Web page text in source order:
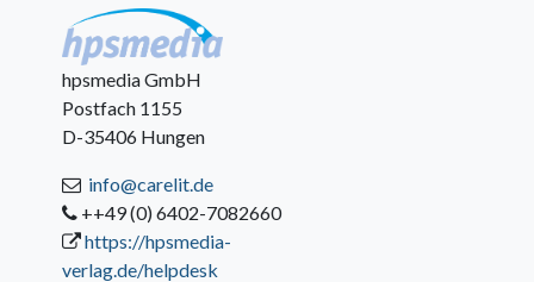
hpsmedia GmbH
Postfach 1155
D-35406 Hungen
info@carelit.de
++49 (0) 6402-7082660
https://hpsmedia-
verlag.de/helpdesk